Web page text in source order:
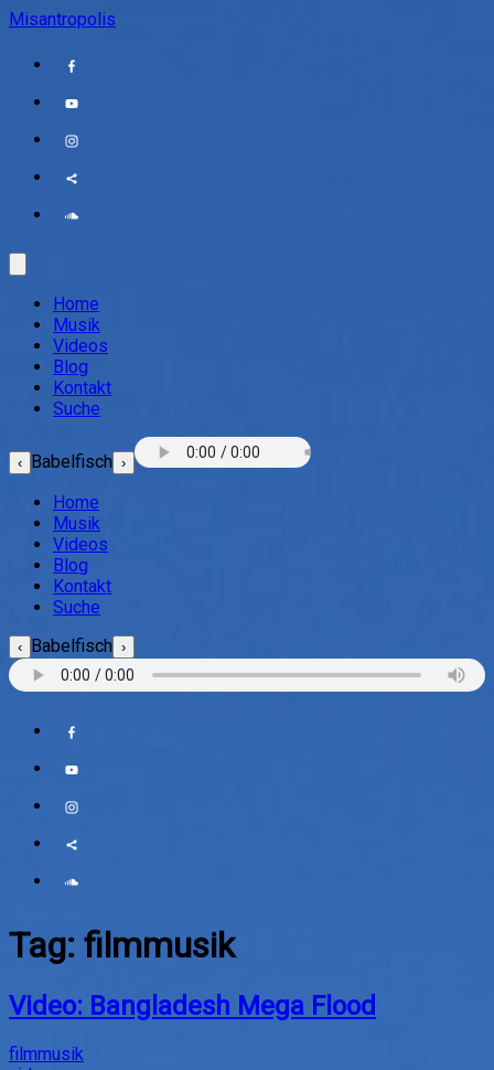
Misantropolis
Home
Musik
Videos
Blog
Kontakt
Suche
‹ Babelfisch ›
Home
Musik
Videos
Blog
Kontakt
Suche
‹ Babelfisch ›
Tag: filmmusik
Video: Bangladesh Mega Flood
filmmusik